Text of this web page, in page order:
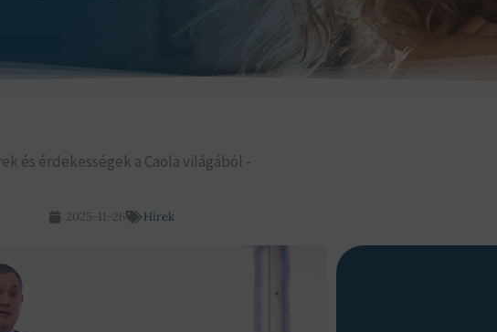
és érdekességek a Caola világából -
2025-11-26 Hírek